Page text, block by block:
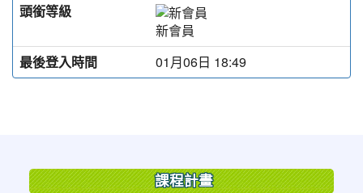
頭銜等級
新會員
最後登入時間
01月06日 18:49
課程計畫